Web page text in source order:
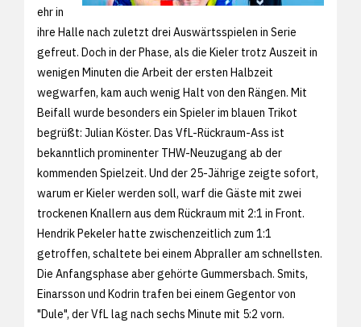
ehr in
ihre Halle nach zuletzt drei Auswärtsspielen in Serie
gefreut. Doch in der Phase, als die Kieler trotz Auszeit in
wenigen Minuten die Arbeit der ersten Halbzeit
wegwarfen, kam auch wenig Halt von den Rängen. Mit
Beifall wurde besonders ein Spieler im blauen Trikot
begrüßt: Julian Köster. Das VfL-Rückraum-Ass ist
bekanntlich prominenter THW-Neuzugang ab der
kommenden Spielzeit. Und der 25-Jährige zeigte sofort,
warum er Kieler werden soll, warf die Gäste mit zwei
trockenen Knallern aus dem Rückraum mit 2:1 in Front.
Hendrik Pekeler hatte zwischenzeitlich zum 1:1
getroffen, schaltete bei einem Abpraller am schnellsten.
Die Anfangsphase aber gehörte Gummersbach. Smits,
Einarsson und Kodrin trafen bei einem Gegentor von
"Dule", der VfL lag nach sechs Minute mit 5:2 vorn.